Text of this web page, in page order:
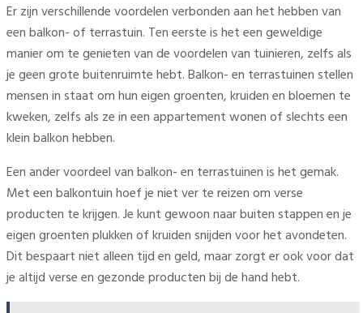
Er zijn verschillende voordelen verbonden aan het hebben van
een balkon- of terrastuin. Ten eerste is het een geweldige
manier om te genieten van de voordelen van tuinieren, zelfs als
je geen grote buitenruimte hebt. Balkon- en terrastuinen stellen
mensen in staat om hun eigen groenten, kruiden en bloemen te
kweken, zelfs als ze in een appartement wonen of slechts een
klein balkon hebben.
Een ander voordeel van balkon- en terrastuinen is het gemak.
Met een balkontuin hoef je niet ver te reizen om verse
producten te krijgen. Je kunt gewoon naar buiten stappen en je
eigen groenten plukken of kruiden snijden voor het avondeten.
Dit bespaart niet alleen tijd en geld, maar zorgt er ook voor dat
je altijd verse en gezonde producten bij de hand hebt.